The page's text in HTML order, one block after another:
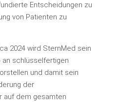
Entscheidungen zu
von Patienten zu
2024 wird SternMed sein
schlüsselfertigen
und damit sein
der
auf dem gesamten